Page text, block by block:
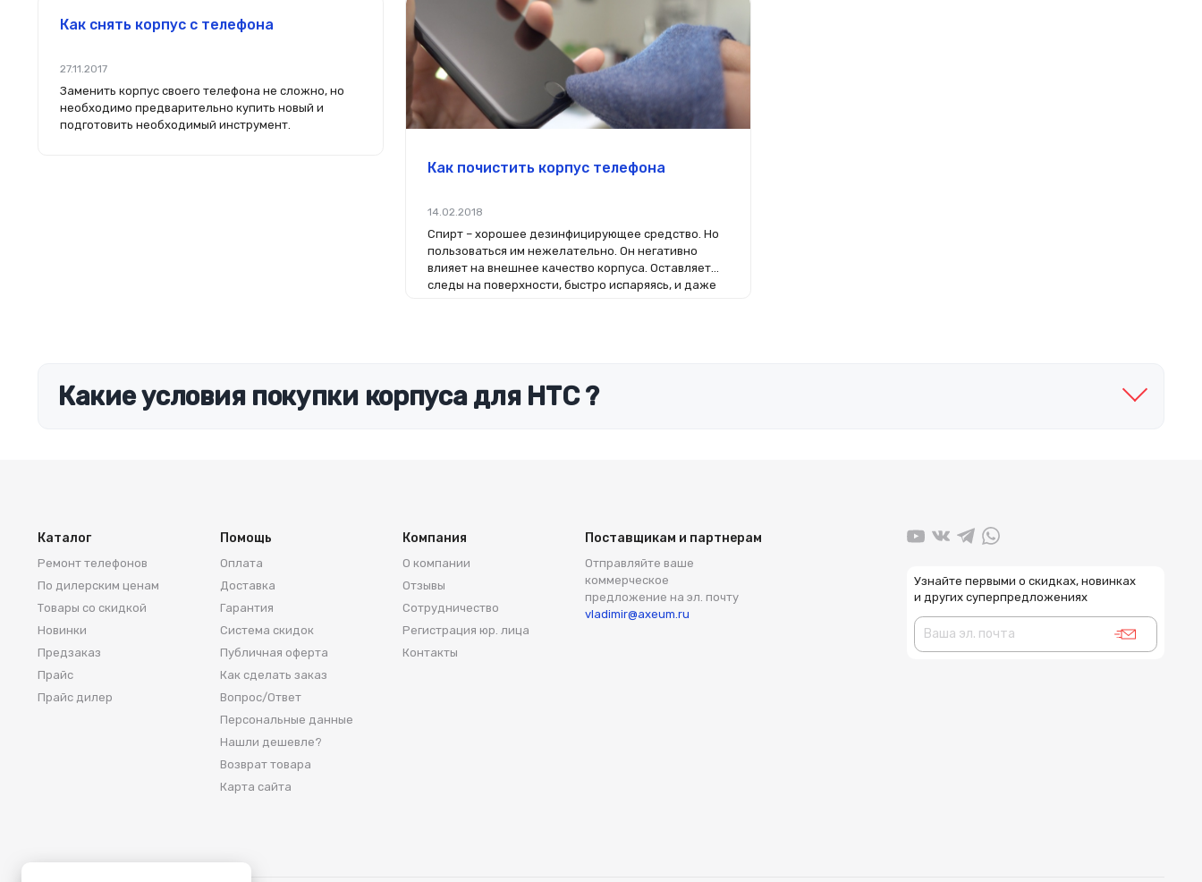
Как снять корпус с телефона
27.11.2017
Заменить корпус своего телефона не сложно, но
необходимо предварительно купить новый и
подготовить необходимый инструмент.
Как почистить корпус телефона
14.02.2018
Спирт – хорошее дезинфицирующее средство. Но
пользоваться им нежелательно. Он негативно
влияет на внешнее качество корпуса. Оставляет
следы на поверхности, быстро испаряясь, и даже
Какие условия покупки корпуса для HTC ?
Каталог
Ремонт телефонов
По дилерским ценам
Товары со скидкой
Новинки
Предзаказ
Прайс
Прайс дилер
Помощь
Оплата
Доставка
Гарантия
Система скидок
Публичная оферта
Как сделать заказ
Вопрос/Ответ
Персональные данные
Нашли дешевле?
Возврат товара
Карта сайта
Компания
О компании
Отзывы
Сотрудничество
Регистрация юр. лица
Контакты
Поставщикам и партнерам
Отправляйте ваше
коммерческое
предложение на эл. почту
vladimir@axeum.ru
Узнайте первыми о скидках, новинках
и других суперпредложениях